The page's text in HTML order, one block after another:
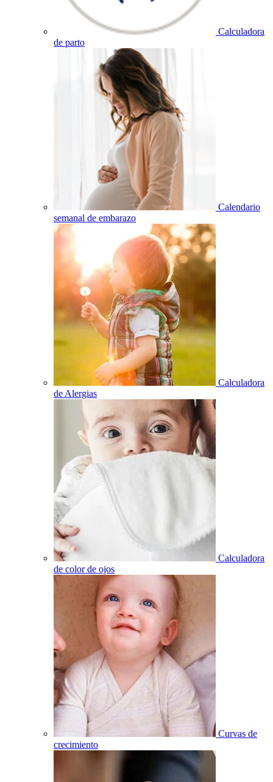
Calculadora
de parto
Calendario
semanal de embarazo
Calculadora
de Alergias
Calculadora
de color de ojos
Curvas de
crecimiento